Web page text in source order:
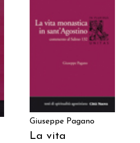
AGGIUNGI AL CARRELLO
Giuseppe Pagano
La vita